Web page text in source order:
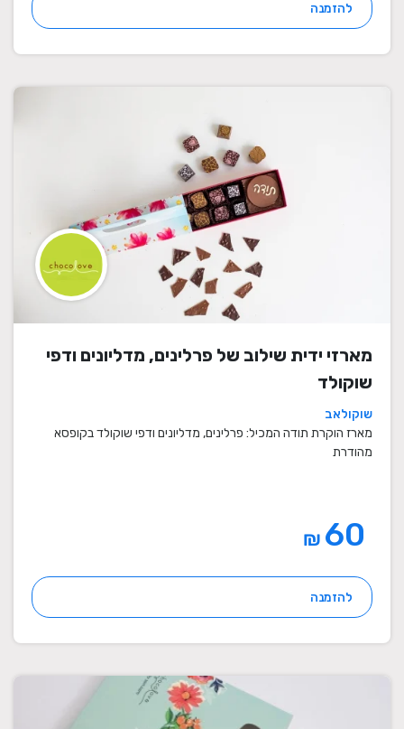
להזמנה
מארזי ידית שילוב של פרלינים, מדליונים ודפי
שוקולד
שוקולאב
מארז הוקרת תודה המכיל: פרלינים, מדליונים ודפי שוקולד בקופסא
מהודרת
₪
להזמנה